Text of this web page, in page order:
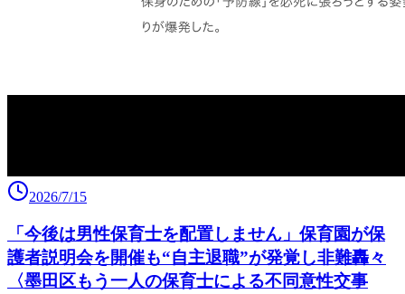
2026/7/15
「今後は男性保育士を配置しません」保育園が保
護者説明会を開催も“自主退職”が発覚し非難轟々
〈墨田区もう一人の保育士による不同意性交事